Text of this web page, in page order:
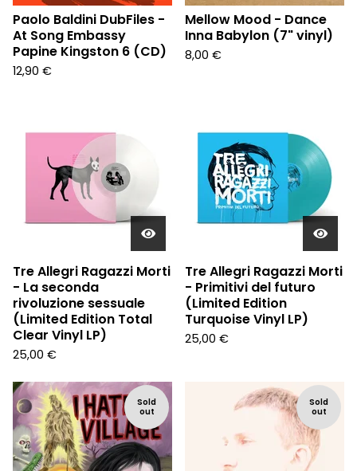
Paolo Baldini DubFiles -
At Song Embassy
Papine Kingston 6 (CD)
12,90 €
Mellow Mood - Dance
Inna Babylon (7" vinyl)
8,00 €
Tre Allegri Ragazzi Morti
- La seconda
rivoluzione sessuale
(Limited Edition Total
Clear Vinyl LP)
25,00 €
Tre Allegri Ragazzi Morti
- Primitivi del futuro
(Limited Edition
Turquoise Vinyl LP)
25,00 €
Sold
out
Sold
out